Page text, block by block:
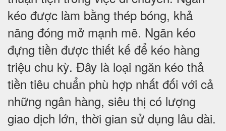
kéo được làm bằng thép bóng, khả
năng đóng mở mạnh mẽ. Ngăn kéo
đựng tiền được thiết kế để kéo hàng
triệu chu kỳ. Đây là loại ngăn kéo thả
tiền tiêu chuẩn phù hợp nhất đối với cả
những ngân hàng, siêu thị có lượng
giao dịch lớn, thời gian sử dụng lâu dài.